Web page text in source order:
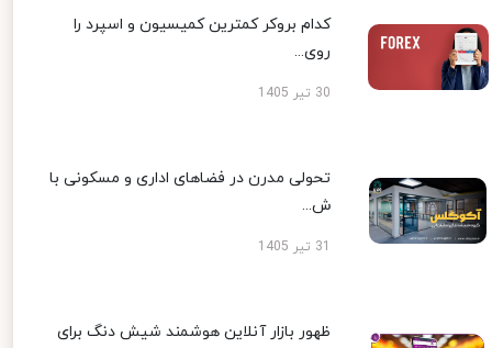
کدام بروکر کمترین کمیسیون و اسپرد را
روی...
30 تیر 1405
تحولی مدرن در فضاهای اداری و مسکونی با
ش...
ظهور بازار آنلاین هوشمند شیش دنگ برای